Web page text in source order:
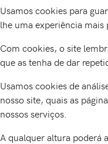
Usamos cookies para
lhe uma experiência mais
Com cookies, o site
que as tenha de dar
Usamos cookies de
nosso site, quais as
nossos serviços.
A qualquer altura poderá